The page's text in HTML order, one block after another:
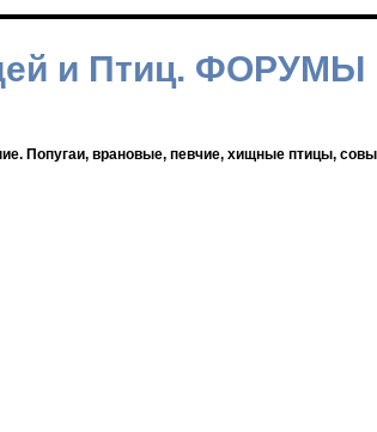
и Птиц. ФОРУМЫ
Попугаи, врановые, певчие, хищные птицы,